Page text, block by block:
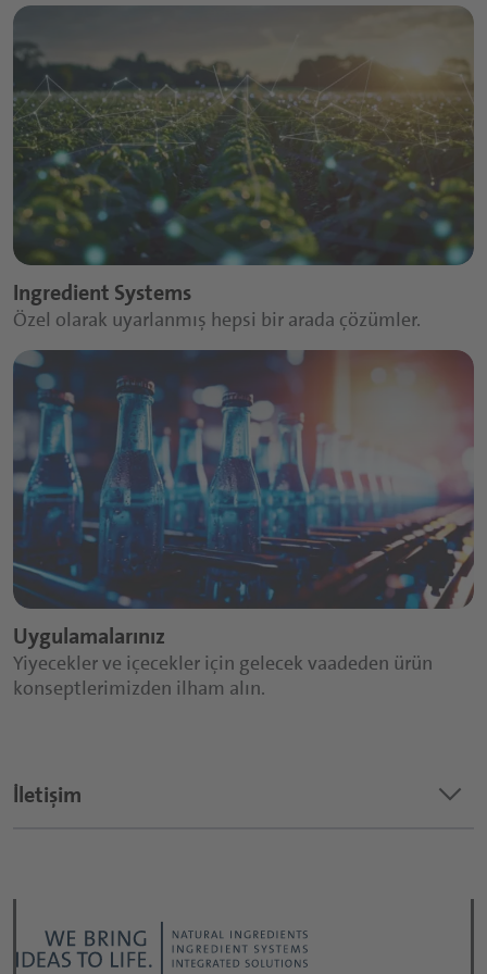
Ingredient Systems
Özel olarak uyarlanmış hepsi bir arada çözümler.
Uygulamalarınız
Yiyecekler ve içecekler için gelecek vaadeden ürün
konseptlerimizden ilham alın.
İletişim keyboard_arrow_down
*